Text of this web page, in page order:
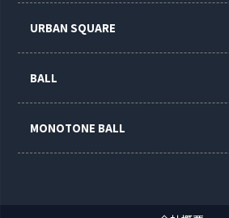
URBAN SQUARE
BALL
MONOTONE BALL